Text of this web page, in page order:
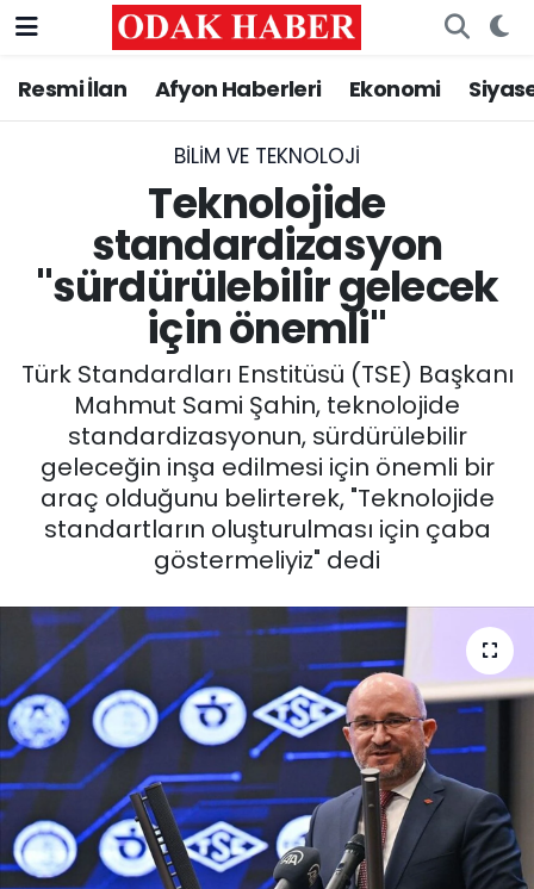
Resmi İlan Afyon Haberleri Ekonomi
BILIM VE TEKNOLOJI
Teknolojide
standardizasyon
"sürdürülebilir gelecek
için önemli"
Türk Standardları Enstitüsü (TSE) Başkanı
Mahmut Sami Şahin, teknolojide
standardizasyonun, sürdürülebilir
geleceğin inşa edilmesi için önemli bir
araç olduğunu belirterek, "Teknolojide
standartların oluşturulması için çaba
göstermeliyiz" dedi
AFYONKARAHİSAR HABERLERİ
Resmi İlan
GÜNCEL
EĞİTİM
MAGAZİN
SAĞLIK
11:11 MANŞET
Nöbetçi Eczaneler
Hava Durumu
Trafik Durumu
Süper Lig Puan Durumu ve Fikstür
Tüm Manşetler
Son Dakika Haberleri
Haber Arşivi